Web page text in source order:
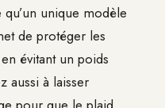
qu’un unique modèle
de protéger les
évitant un poids
aussi à laisser